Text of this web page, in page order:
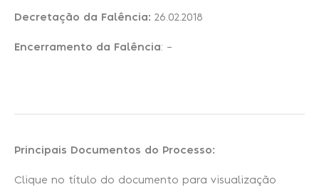
Decretação da Falência: 26.02.2018
Encerramento da Falência: –
Principais Documentos do Processo:
Clique no título do documento para visualização